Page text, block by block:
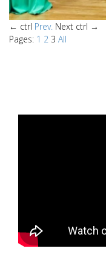
← ctrl Prev. Next ctrl →
Pages: 1 2 3 All